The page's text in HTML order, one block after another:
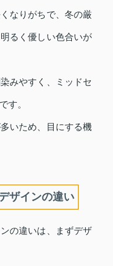
なりがちで、冬の厳
るく優しい色合いが
みやすく、ミッドセ
す。
いため、目にする機
ザインの違い
の違いは、まずデザ